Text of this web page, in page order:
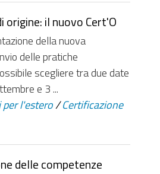
origine: il nuovo Cert'O
della nuova
delle pratiche
scegliere tra due date
e 3 ...
per l'estero /Certificazione
delle competenze